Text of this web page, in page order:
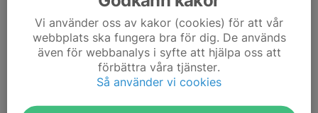
Vi gör allt vi kan för att skapa oss farliga lägen på mål men Bor
har fortsatt kommandot och vi får inte alls till vårt egna spel i
andra halvan.
Något som gör att bortalaget lyckas trycka dit ytterligare ett mål
på stopptid och matchen slutar tyvärr 2-4 till deras favör.
Vi använder oss av kakor (cookies) för att vår
webbplats ska fungera bra för dig. De används
även för webbanalys i syfte att hjälpa oss att
förbättra våra tjänster.
Så använder vi cookies